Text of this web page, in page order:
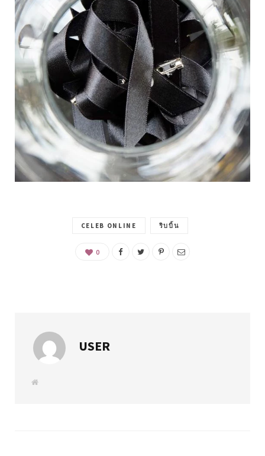
CELEB ONLINE ริบบิ้น
0
USER
W